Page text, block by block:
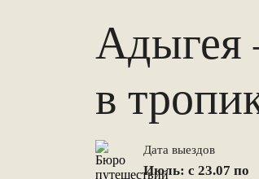
Адыгея
в
Дата выездов
Июль: с 23.07 по